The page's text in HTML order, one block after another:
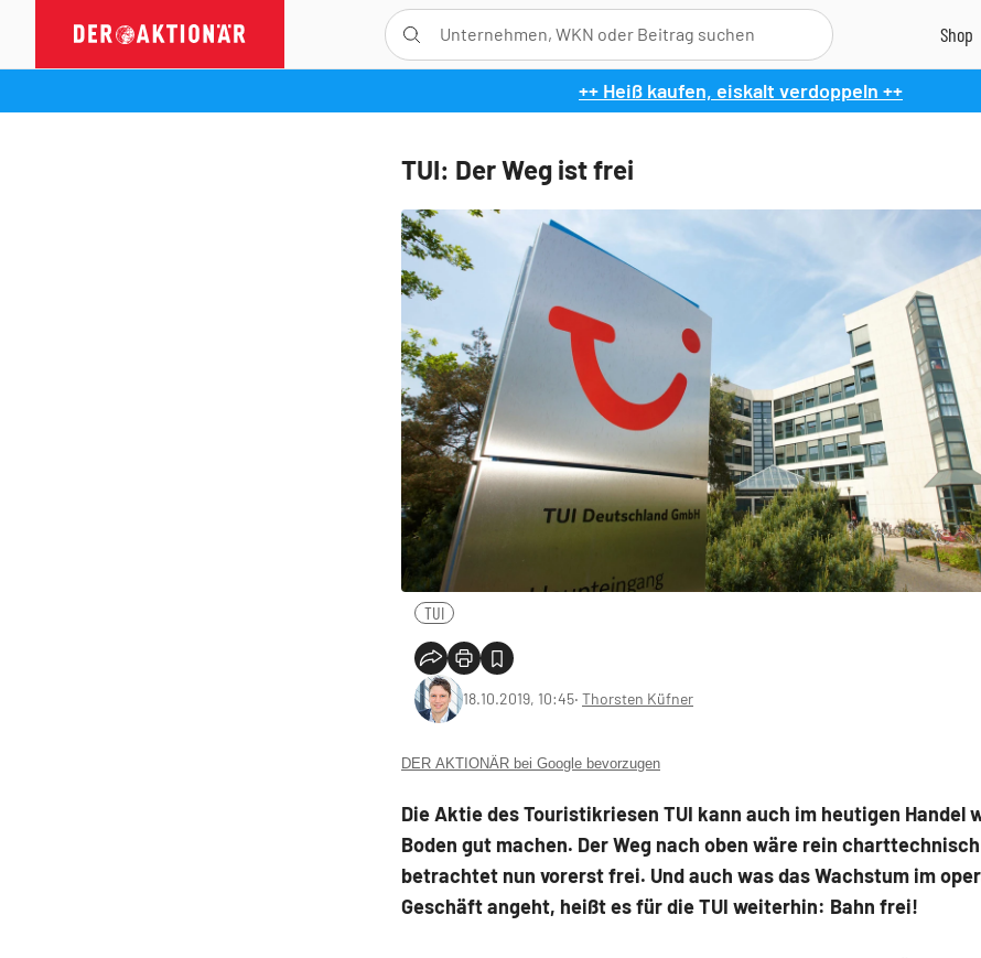
++ Heiß kaufen, eiskalt verdoppeln ++
TUI: Der Weg ist frei
TUI
18.10.2019, 10:45‧ Thorsten Küfner
DER AKTIONÄR bei Google bevorzugen
Die Aktie des Touristikriesen TUI kann auch im heutigen Handel
Boden gut machen. Der Weg nach oben wäre rein charttechnisch
betrachtet nun vorerst frei. Und auch was das Wachstum im
Geschäft angeht, heißt es für die TUI weiterhin: Bahn frei!